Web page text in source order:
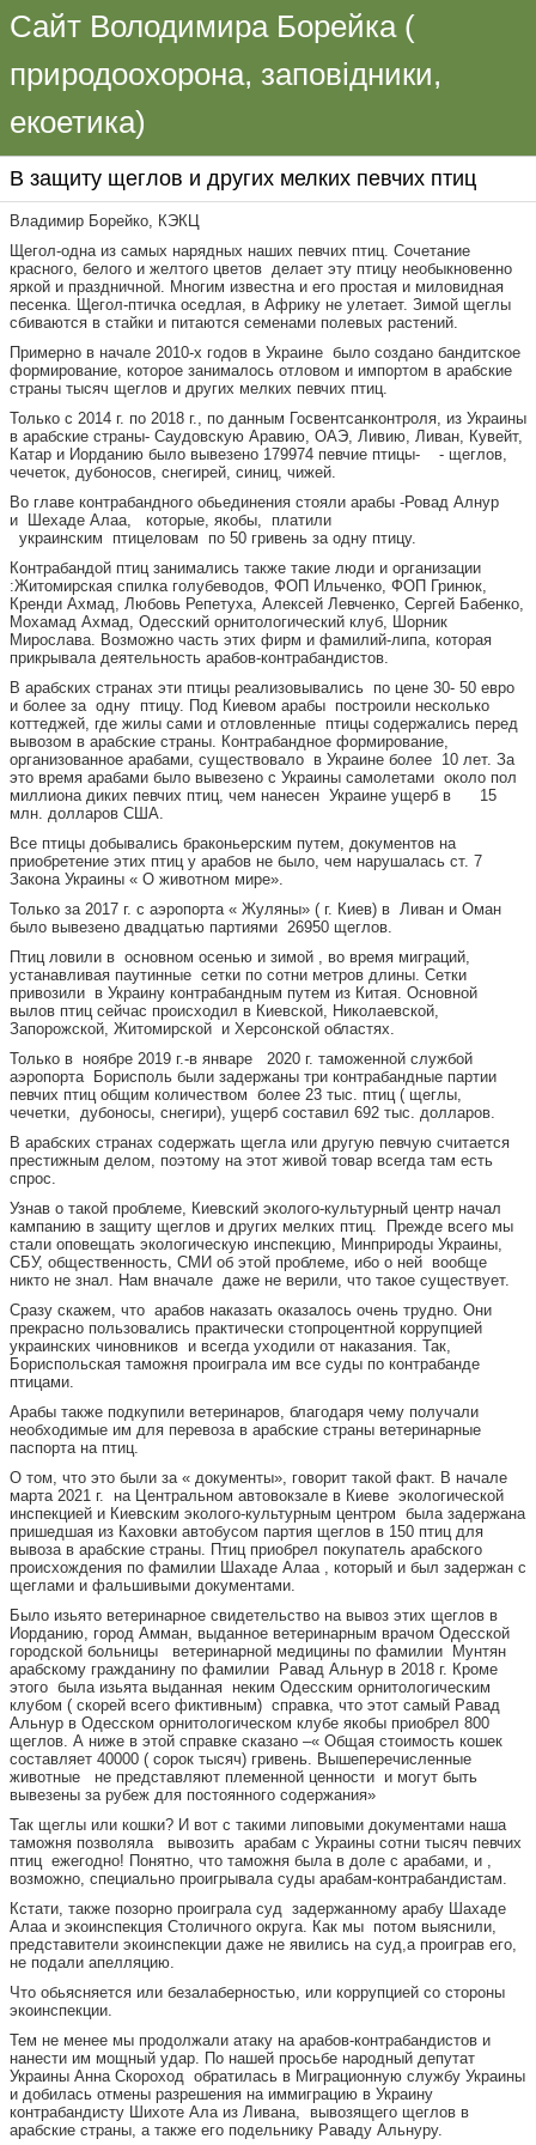
Сайт Володимира Борейка (
природоохорона, заповідники,
екоетика)
В защиту щеглов и других мелких певчих птиц
Владимир Борейко, КЭКЦ
Щегол-одна из самых нарядных наших певчих птиц. Сочетание
красного, белого и желтого цветов делает эту птицу необыкновенно
яркой и праздничной. Многим известна и его простая и миловидная
песенка. Щегол-птичка оседлая, в Африку не улетает. Зимой щеглы
сбиваются в стайки и питаются семенами полевых растений.
Примерно в начале 2010-х годов в Украине было создано бандитское
формирование, которое занималось отловом и импортом в арабские
страны тысяч щеглов и других мелких певчих птиц.
Только с 2014 г. по 2018 г., по данным Госвентсанконтроля, из Украины
в арабские страны- Саудовскую Аравию, ОАЭ, Ливию, Ливан, Кувейт,
Катар и Иорданию было вывезено 179974 певчие птицы- - щеглов,
чечеток, дубоносов, снегирей, синиц, чижей.
Во главе контрабандного обьединения стояли арабы -Ровад Алнур
и Шехаде Алаа, которые, якобы, платили
украинским птицеловам по 50 гривень за одну птицу.
Контрабандой птиц занимались также такие люди и организации
:Житомирская спилка голубеводов, ФОП Ильченко, ФОП Гринюк,
Кренди Ахмад, Любовь Репетуха, Алексей Левченко, Сергей Бабенко,
Мохамад Ахмад, Одесский орнитологический клуб, Шорник
Мирослава. Возможно часть этих фирм и фамилий-липа, которая
прикрывала деятельность арабов-контрабандистов.
В арабских странах эти птицы реализовывались по цене 30- 50 евро
и более за одну птицу. Под Киевом арабы построили несколько
коттеджей, где жилы сами и отловленные птицы содержались перед
вывозом в арабские страны. Контрабандное формирование,
организованное арабами, существовало в Украине более 10 лет. За
это время арабами было вывезено с Украины самолетами около пол
миллиона диких певчих птиц, чем нанесен Украине ущерб в 15
млн. долларов США.
Все птицы добывались браконьерским путем, документов на
приобретение этих птиц у арабов не было, чем нарушалась ст. 7
Закона Украины « О животном мире».
Только за 2017 г. с аэропорта « Жуляны» ( г. Киев) в Ливан и Оман
было вывезено двадцатью партиями 26950 щеглов.
Птиц ловили в основном осенью и зимой , во время миграций,
устанавливая паутинные сетки по сотни метров длины. Сетки
привозили в Украину контрабандным путем из Китая. Основной
вылов птиц сейчас происходил в Киевской, Николаевской,
Запорожской, Житомирской и Херсонской областях.
Только в ноябре 2019 г.-в январе 2020 г. таможенной службой
аэропорта Борисполь были задержаны три контрабандные партии
певчих птиц общим количеством более 23 тыс. птиц ( щеглы,
чечетки, дубоносы, снегири), ущерб составил 692 тыс. долларов.
В арабских странах содержать щегла или другую певчую считается
престижным делом, поэтому на этот живой товар всегда там есть
спрос.
Узнав о такой проблеме, Киевский эколого-культурный центр начал
кампанию в защиту щеглов и других мелких птиц. Прежде всего мы
стали оповещать экологическую инспекцию, Минприроды Украины,
СБУ, общественность, СМИ об этой проблеме, ибо о ней вообще
никто не знал. Нам вначале даже не верили, что такое существует.
Сразу скажем, что арабов наказать оказалось очень трудно. Они
прекрасно пользовались практически стопроцентной коррупцией
украинских чиновников и всегда уходили от наказания. Так,
Бориспольская таможня проиграла им все суды по контрабанде
птицами.
Арабы также подкупили ветеринаров, благодаря чему получали
необходимые им для перевоза в арабские страны ветеринарные
паспорта на птиц.
О том, что это были за « документы», говорит такой факт. В начале
марта 2021 г. на Центральном автовокзале в Киеве экологической
инспекцией и Киевским эколого-культурным центром была задержана
пришедшая из Каховки автобусом партия щеглов в 150 птиц для
вывоза в арабские страны. Птиц приобрел покупатель арабского
происхождения по фамилии Шахаде Алаа , который и был задержан с
щеглами и фальшивыми документами.
Было изьято ветеринарное свидетельство на вывоз этих щеглов в
Иорданию, город Амман, выданное ветеринарным врачом Одесской
городской больницы ветеринарной медицины по фамилии Мунтян
арабскому гражданину по фамилии Равад Альнур в 2018 г. Кроме
этого была изьята выданная неким Одесским орнитологическим
клубом ( скорей всего фиктивным) справка, что этот самый Равад
Альнур в Одесском орнитологическом клубе якобы приобрел 800
щеглов. А ниже в этой справке сказано –« Общая стоимость кошек
составляет 40000 ( сорок тысяч) гривень. Вышеперечисленные
животные не представляют племенной ценности и могут быть
вывезены за рубеж для постоянного содержания»
Так щеглы или кошки? И вот с такими липовыми документами наша
таможня позволяла вывозить арабам с Украины сотни тысяч певчих
птиц ежегодно! Понятно, что таможня была в доле с арабами, и ,
возможно, специально проигрывала суды арабам-контрабандистам.
Кстати, также позорно проиграла суд задержанному арабу Шахаде
Алаа и экоинспекция Столичного округа. Как мы потом выяснили,
представители экоинспекции даже не явились на суд,а проиграв его,
не подали апелляцию.
Что обьясняется или безалаберностью, или коррупцией со стороны
экоинспекции.
Тем не менее мы продолжали атаку на арабов-контрабандистов и
нанести им мощный удар. По нашей просьбе народный депутат
Украины Анна Скороход обратилась в Миграционную службу Украины
и добилась отмены разрешения на иммиграцию в Украину
контрабандисту Шихоте Ала из Ливана, вывозящего щеглов в
арабские страны, а также его подельнику Раваду Альнуру.